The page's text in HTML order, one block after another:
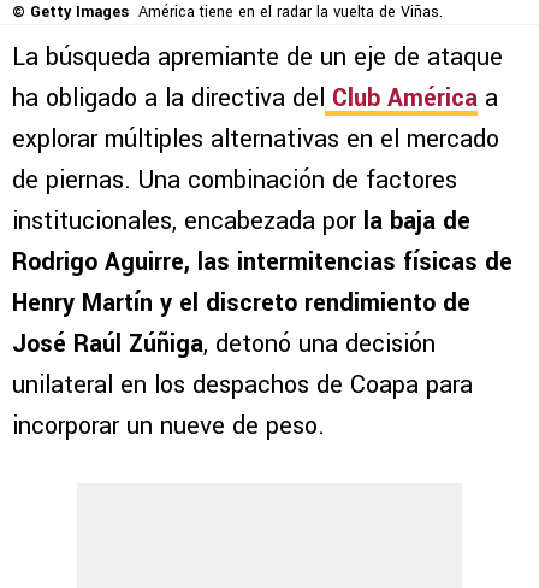
© Getty Images América tiene en el radar la vuelta de Viñas.
La búsqueda apremiante de un eje de ataque
ha obligado a la directiva del Club América a
explorar múltiples alternativas en el mercado
de piernas. Una combinación de factores
institucionales, encabezada por la baja de
Rodrigo Aguirre, las intermitencias físicas de
Henry Martín y el discreto rendimiento de
José Raúl Zúñiga, detonó una decisión
unilateral en los despachos de Coapa para
incorporar un nueve de peso.